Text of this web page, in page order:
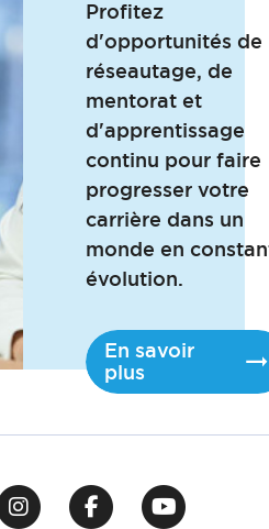
Profitez
d'opportunités de
réseautage, de
mentorat et
d'apprentissage
continu pour faire
progresser votre
carrière dans un
monde en
évolution.
En savoir
plus